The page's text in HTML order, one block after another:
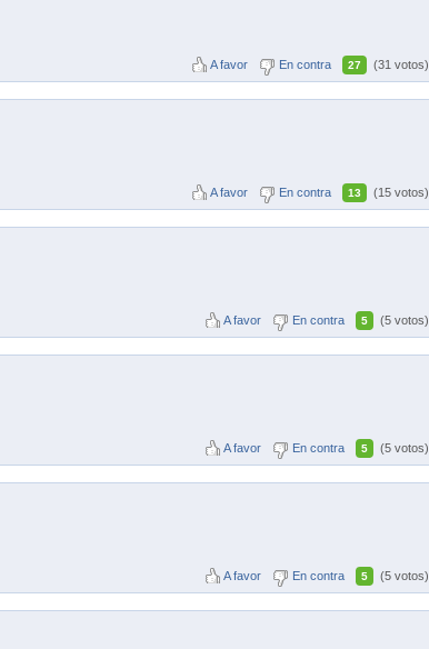
A favor En contra 27 (31 votos)
A favor En contra 13 (15 votos)
A favor En contra 5 (5 votos)
A favor En contra 5 (5 votos)
A favor En contra 5 (5 votos)